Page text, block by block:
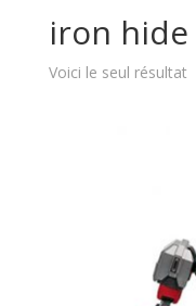
iron hide
Voici le seul résultat